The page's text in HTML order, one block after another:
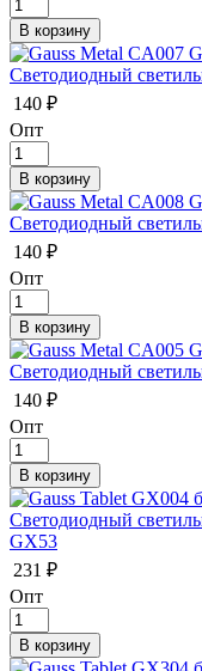
Светодиодный
140 ₽
Опт
Светодиодный
140 ₽
Опт
Светодиодный
140 ₽
Опт
Светодиодный
GX53
231 ₽
Опт